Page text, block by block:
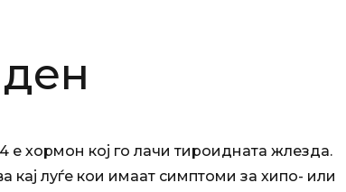
ден
е хормон кој го лачи тироидната жлезда.
кај луѓе кои имаат симптоми за хипо- или